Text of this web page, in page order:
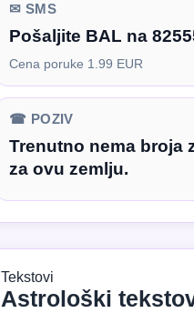
✉ SMS
Pošaljite BAL na
Cena poruke 1.99 EUR
☎ POZIV
Trenutno nema broja
za ovu zemlju.
Tekstovi
Astrološki